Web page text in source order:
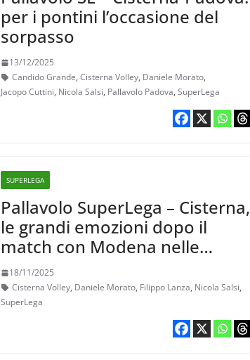
per i pontini l’occasione del
sorpasso
13/12/2025
Candido Grande,Cisterna Volley, Daniele Morato,
Jacopo Cuttini, Nicola Salsi, Pallavolo Padova,SuperLega
SUPERLEGA
Pallavolo SuperLega – Cisterna,
le grandi emozioni dopo il
match con Modena nelle
parole dei protagonisti
18/11/2025
Cisterna Volley, Daniele Morato, Filippo Lanza, Nicola Salsi,
SuperLega